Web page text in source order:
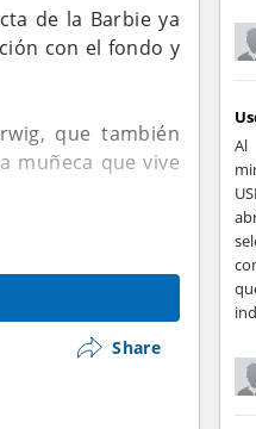
de la Barbie ya
con el fondo y
que también
muñeca que vive
Share